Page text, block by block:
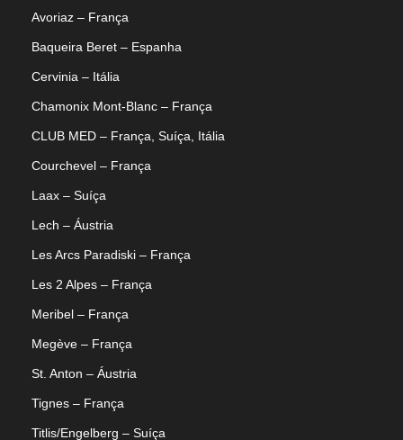
Avoriaz – França
Baqueira Beret – Espanha
Cervinia – Itália
Chamonix Mont-Blanc – França
CLUB MED – França, Suíça, Itália
Courchevel – França
Laax – Suíça
Lech – Áustria
Les Arcs Paradiski – França
Les 2 Alpes – França
Meribel – França
Megève – França
St. Anton – Áustria
Tignes – França
Titlis/Engelberg – Suíça